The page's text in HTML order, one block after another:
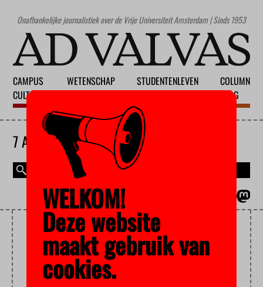
Onafhankelijke journalistiek over de Vrije Universiteit Amsterdam | Sinds 1953
CAMPUS
CULTUUR
WETENSCHAP
STUDENTENLEVEN
COLUMN
BLOG
7 AUGUSTUS 2026
FACULTY MEDICINE
WELKOM!
Deze website
maakt gebruik van
cookies.